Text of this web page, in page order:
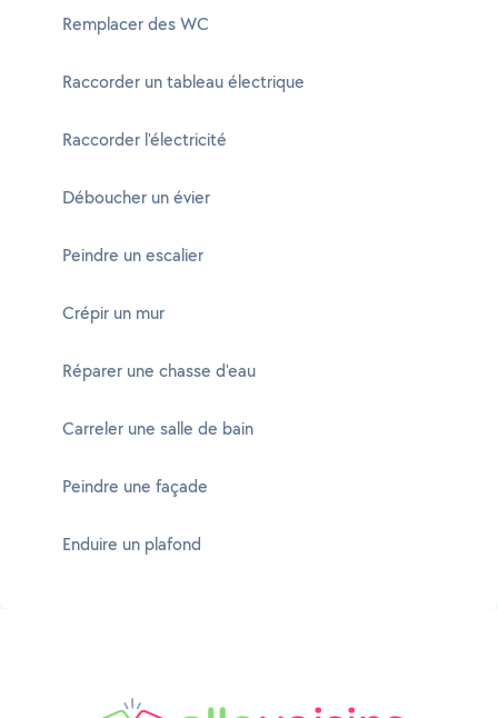
Remplacer des WC
Raccorder un tableau électrique
Raccorder l'électricité
Déboucher un évier
Peindre un escalier
Crépir un mur
Réparer une chasse d'eau
Carreler une salle de bain
Peindre une façade
Enduire un plafond